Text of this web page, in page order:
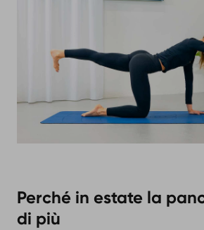
Perché in estate la
di più